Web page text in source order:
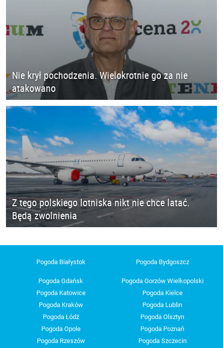
Nie krył pochodzenia. Wielokrotnie go za nie
atakowano
Z tego polskiego lotniska nikt nie chce latać.
Będą zwolnienia
Pogoda Białystok Pogoda Bydgoszcz
Pogoda Gdańsk
Pogoda Gorzów Wielkopolski
Pogoda Katowice
Pogoda Kielce
Pogoda Kraków
Pogoda Lublin
Pogoda Łódź
Pogoda Olsztyn
Pogoda Opole
Pogoda Poznań
Pogoda Rzeszów
Pogoda Szczecin